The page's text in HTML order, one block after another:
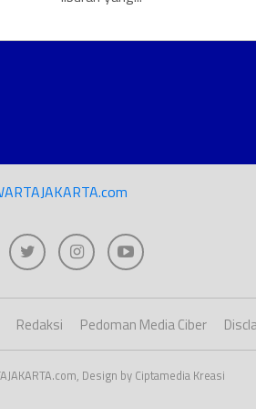
Redaksi Pedoman Media Ciber
Design by Ciptamedia Kreasi